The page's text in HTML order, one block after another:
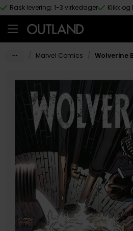
Hopp til hovedinnhold
Rask levering: 1-3 virkedager Klikk og
Marvel Comics